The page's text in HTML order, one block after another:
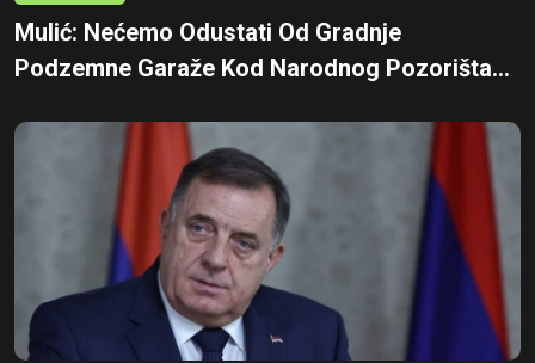
Mulić: Nećemo Odustati Od Gradnje
Podzemne Garaže Kod Narodnog Pozorišta...